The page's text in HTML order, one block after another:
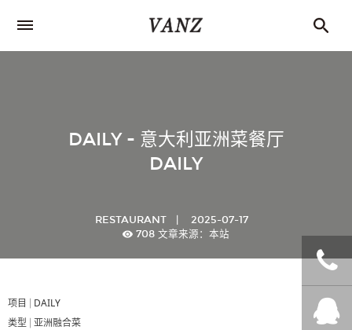
DAILY - 意大利亚洲菜餐厅
DAILY
RESTAURANT| 2025-07-17
708 文章来源：本站
项目 | DAILY
类型 | 亚洲融合菜
+86